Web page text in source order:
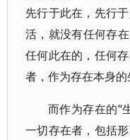
先行于此在，先行
活，就没有任何存
任何此在的，任何
者，作为存在本身的
而作为存在的“
一切存在者，包括